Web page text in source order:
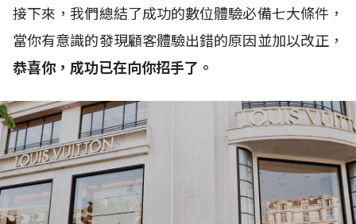
接下來，我們總結了成功的數位體驗必備七大條件，
當你有意識的發現顧客體驗出錯的原因並加以改正，
恭喜你，成功已在向你招手了。